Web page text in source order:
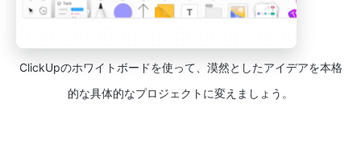
ClickUpのホワイトボードを使って、漠然としたアイデアを本格
的な具体的なプロジェクトに変えましょう。